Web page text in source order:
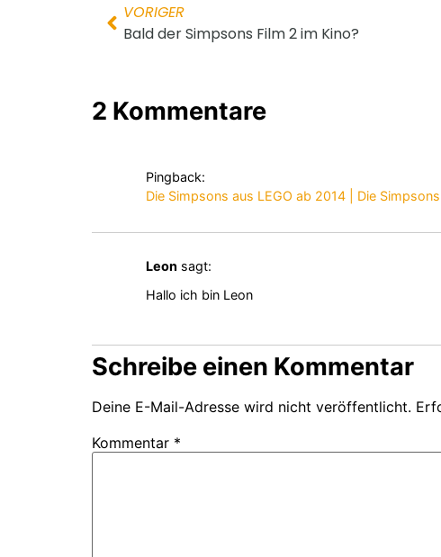
VORIGER
Bald der Simpsons Film 2 im Kino?
2 Kommentare
Pingback:
Die Simpsons aus LEGO ab 2014 | Die
Leon sagt:
Hallo ich bin Leon
Schreibe einen Kommentar
Deine E-Mail-Adresse wird nicht veröffentlicht.
Kommentar *